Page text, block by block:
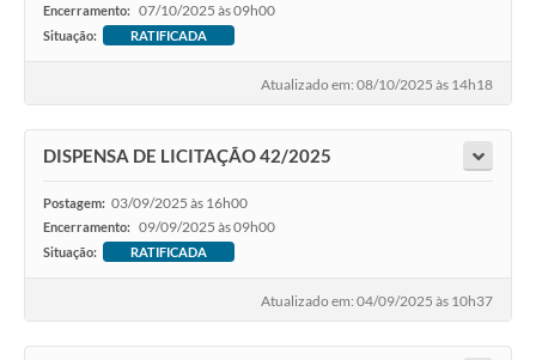
Encerramento: 07/10/2025 às 09h00
Situação: RATIFICADA
Atualizado em: 08/10/2025 às 14h18
DISPENSA DE LICITAÇÃO 42/2025
Postagem: 03/09/2025 às 16h00
Encerramento: 09/09/2025 às 09h00
Situação: RATIFICADA
Atualizado em: 04/09/2025 às 10h37